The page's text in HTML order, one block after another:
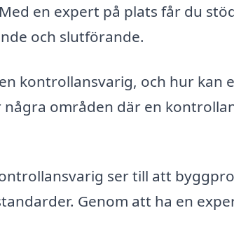
en expert på plats får du
och slutförande.
kontrollansvarig, och hur kan
områden där en
ser till att
Genom att ha en